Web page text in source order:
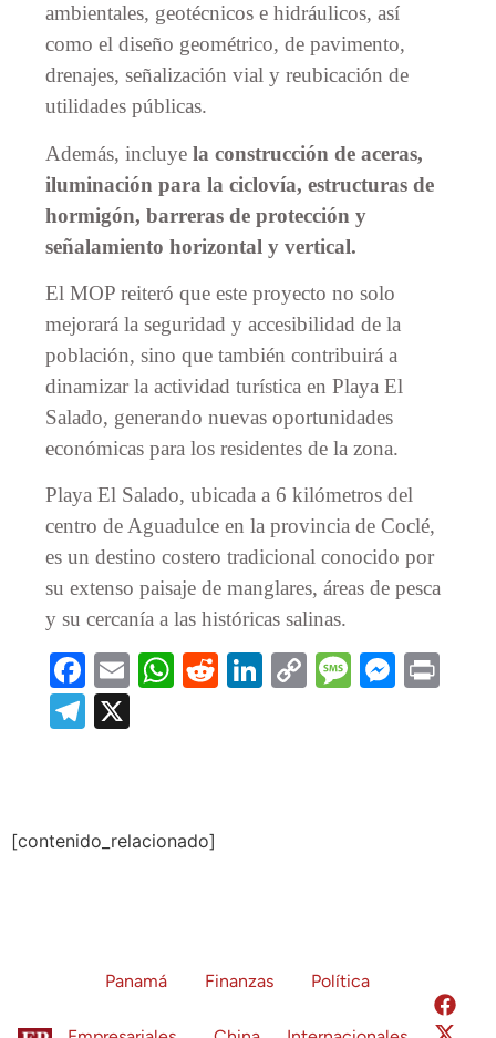
ambientales, geotécnicos e hidráulicos, así
como el diseño geométrico, de pavimento,
drenajes, señalización vial y reubicación de
utilidades públicas.
Además, incluye la construcción de aceras,
iluminación para la ciclovía, estructuras de
hormigón, barreras de protección y
señalamiento horizontal y vertical.
El MOP reiteró que este proyecto no solo
mejorará la seguridad y accesibilidad de la
población, sino que también contribuirá a
dinamizar la actividad turística en Playa El
Salado, generando nuevas oportunidades
económicas para los residentes de la zona.
Playa El Salado, ubicada a 6 kilómetros del
centro de Aguadulce en la provincia de Coclé,
es un destino costero tradicional conocido por
su extenso paisaje de manglares, áreas de pesca
y su cercanía a las históricas salinas.
Facebook
EmailWhatsApp
RedditLinkedIn
CopyMessage
Telegram
[contenido_relacionado]
Panamá Finanzas Política